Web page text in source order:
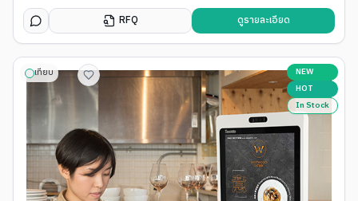
RFQ ดูรายละเอียด
เทียบ
NEW
HOT
In Stock